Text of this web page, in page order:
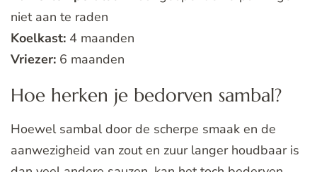
niet aan te raden
Koelkast: 4 maanden
Vriezer: 6 maanden
Hoe herken je bedorven sambal?
Hoewel sambal door de scherpe smaak en de
aanwezigheid van zout en zuur langer houdbaar is